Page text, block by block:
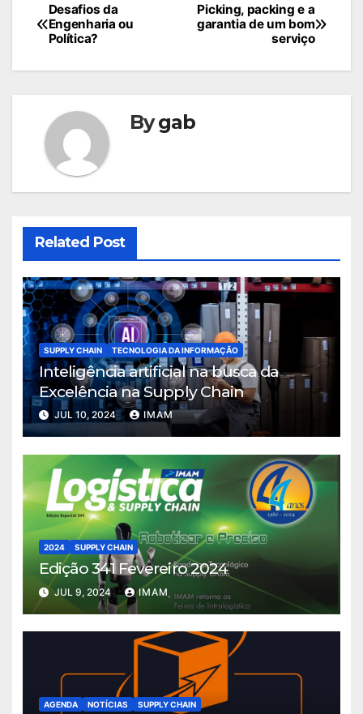
Navegação
de
Picking, packing e a
garantia de um bom
serviço
Desafios da
Engenharia ou
Política?
Bygab
Related Post
SUPPLY CHAIN TECNOLOGIA DA INFORMAÇÃO
Inteligência artificial na busca da
Excelência na Supply Chain
JUL 10, 2024 IMAM
2024 SUPPLY CHAIN
Edição 341 Fevereiro 2024
JUL 9, 2024 IMAM
AGENDA NOTÍCIAS SUPPLY CHAIN